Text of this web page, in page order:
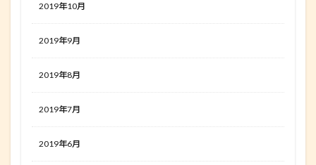
2019年10月
2019年9月
2019年8月
2019年7月
2019年6月